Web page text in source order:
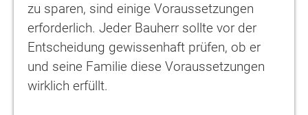
zu sparen, sind einige Voraussetzungen
erforderlich. Jeder Bauherr sollte vor der
Entscheidung gewissenhaft prüfen, ob er
und seine Familie diese Voraussetzungen
wirklich erfüllt.